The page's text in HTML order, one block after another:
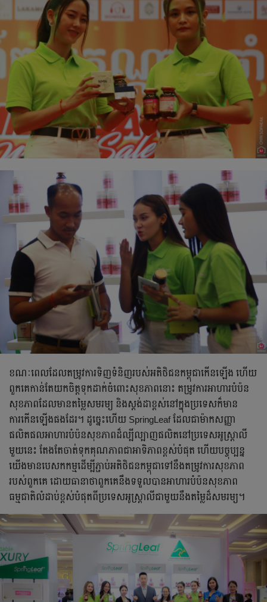
ខណៈពេលដែលតម្រូវការទិញទំនិញរបស់អតិថិជនកម្ពុជាកើនឡើង ហើយ
ពួកគេកាន់តែយកចិត្តទុកដាក់ចំពោះសុខភាពនោះ តម្រូវការអាហារបំប៉ន
សុខភាពដែលមានតម្លៃសមរម្យ និងស្តង់ដាខ្ពស់នៅក្នុងប្រទេសក៏មាន
ការកើនឡើងផងដែរ។ ដូច្នេះហើយ SpringLeaf ដែលជាម៉ាកសញ្ញា
ផលិតផលអាហារបំប៉នសុខភាពដ៏ល្បីល្បាញផលិតនៅប្រទេសអូស្ត្រាលី
មួយនេះ តែងតែចាត់ទុកគុណភាពជាអាទិភាពខ្ពស់បំផុត ហើយបច្ចុប្បន្ន
យើងមានបេសកកម្មដើម្បីភ្ជាប់អតិថិជនកម្ពុជាទៅនឹងតម្រូវការសុខភាព
របស់ពួកគេ ដោយធានាថាពួកគេនឹងទទួលបានអាហារបំប៉នសុខភាព
ធម្មជាតិលំដាប់ខ្ពស់បំផុតពីប្រទេសអូស្ត្រាលីជាមួយនឹងតម្លៃដ៏សមរម្យ។